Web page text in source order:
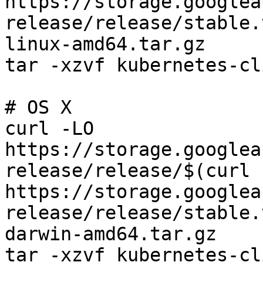
release/release/
linux-amd64.tar.gz
tar -xzvf kubernetes-
# OS X
curl -LO
https://
release/release/$(curl
https://
release/release/
darwin-amd64.tar.gz
tar -xzvf kubernetes-